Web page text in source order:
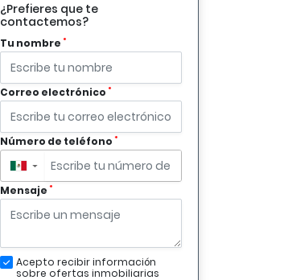
¿Prefieres que te
contactemos?
Tu nombre *
Correo electrónico *
Número de teléfono *
▼
Mensaje *
Acepto recibir información
sobre ofertas inmobiliarias